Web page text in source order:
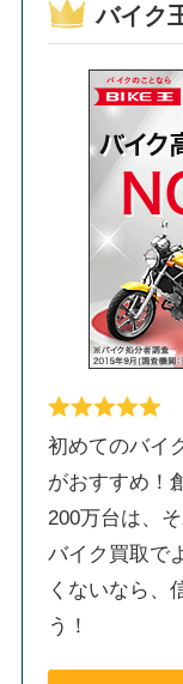
バイク
初めてのバイ
がおすすめ！
200万台は、
バイク買取で
くないなら、
う！